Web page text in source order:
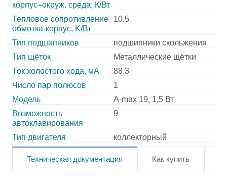
корпус–окруж. среда, К/Вт
Тепловое сопротивление
обмотка-корпус, K/Вт
10.5
Тип подшипников
подшипники скольжения
Тип щёток
Металлические щётки
Ток холостого хода, мА
88.3
Число пар полюсов
1
Модель
A-max 19, 1,5 Вт
Возможность
автоклавирования
9
Тип двигателя коллекторный
Техническая документация Как купить